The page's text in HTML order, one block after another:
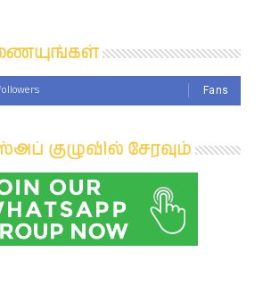
Fans
குழுவில் சேரவும்